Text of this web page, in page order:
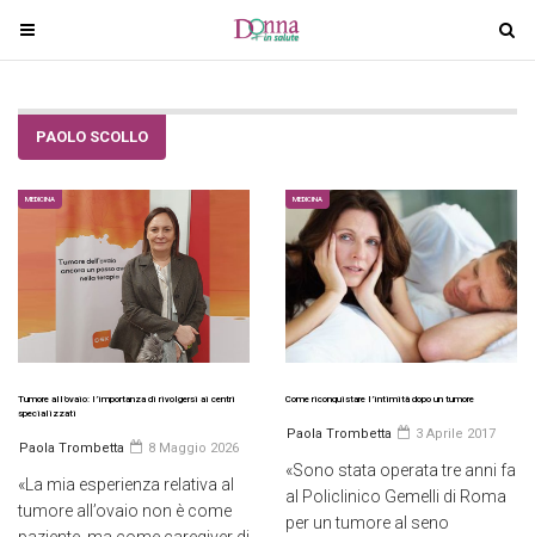
T
o
g
n
a
i
n
T
o
g
v
i
g
a
PAOLO SCOLLO
MEDICINA
Tumore all’ovaio: l’importanza di rivolgersi ai centri
specializzati
Paola Trombetta 8 Maggio 2026
«La mia esperienza relativa al
tumore all’ovaio non è come
MEDICINA
Come riconquistare l’intimità dopo un tumore
Paola Trombetta 3 Aprile 2017
«Sono stata operata tre anni fa
al Policlinico Gemelli di Roma
per un tumore al seno